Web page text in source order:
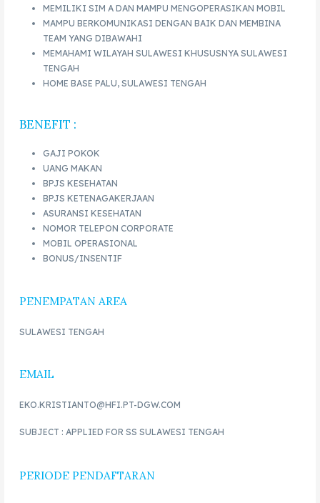
MEMILIKI SIM A DAN MAMPU MENGOPERASIKAN MOBIL
MAMPU BERKOMUNIKASI DENGAN BAIK DAN MEMBINA
TEAM YANG DIBAWAHI
MEMAHAMI WILAYAH SULAWESI KHUSUSNYA SULAWESI
TENGAH
HOME BASE PALU, SULAWESI TENGAH
BENEFIT :
GAJI POKOK
UANG MAKAN
BPJS KESEHATAN
BPJS KETENAGAKERJAAN
ASURANSI KESEHATAN
NOMOR TELEPON CORPORATE
MOBIL OPERASIONAL
BONUS/INSENTIF
PENEMPATAN AREA
SULAWESI TENGAH
EMAIL
EKO.KRISTIANTO@HFI.PT-DGW.COM
SUBJECT : APPLIED FOR SS SULAWESI TENGAH
PERIODE PENDAFTARAN